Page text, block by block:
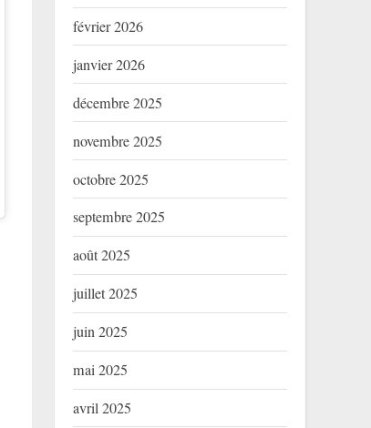
février 2026
janvier 2026
décembre 2025
novembre 2025
octobre 2025
septembre 2025
août 2025
juillet 2025
juin 2025
mai 2025
avril 2025